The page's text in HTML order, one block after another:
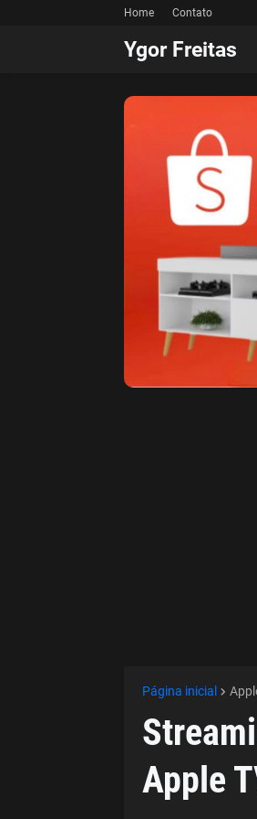
Home Contato
Ygor Freitas
Página inicial
Apple